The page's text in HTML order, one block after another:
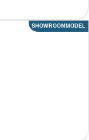
ACTIE
SHOWROOMMODEL